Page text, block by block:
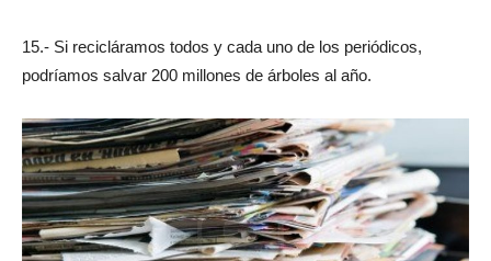
15.- Si recicláramos todos y cada uno de los periódicos,
podríamos salvar 200 millones de árboles al año.